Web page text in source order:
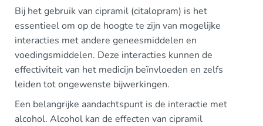
Bij het gebruik van cipramil (citalopram) is het
essentieel om op de hoogte te zijn van mogelijke
interacties met andere geneesmiddelen en
voedingsmiddelen. Deze interacties kunnen de
effectiviteit van het medicijn beïnvloeden en zelfs
leiden tot ongewenste bijwerkingen.
Een belangrijke aandachtspunt is de interactie met
alcohol. Alcohol kan de effecten van cipramil